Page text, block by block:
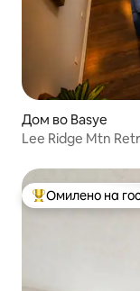
Дом во Basye
Lee Ridge Mtn
МеѓуОмилено на